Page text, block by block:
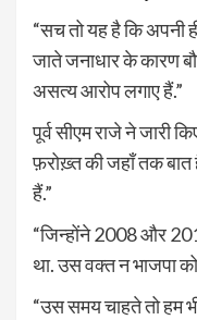
“सच तो यह है कि अपनी
जाते जनाधार के कारण
असत्य आरोप लगाए हैं.”
पूर्व सीएम राजे ने जारी
फ़रोख़्त की जहाँ तक
हैं.”
“जिन्होंने 2008 और
था. उस वक्त न भाजपा
“उस समय चाहते तो हम